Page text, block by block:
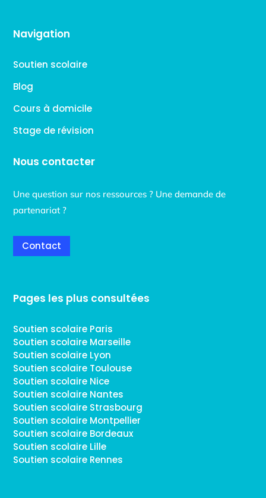
Navigation
Soutien scolaire
Blog
Cours à domicile
Stage de révision
Nous contacter
Une question sur nos ressources ? Une demande de
partenariat ?
Contact
Pages les plus consultées
Soutien scolaire Paris
Soutien scolaire Marseille
Soutien scolaire Lyon
Soutien scolaire Toulouse
Soutien scolaire Nice
Soutien scolaire Nantes
Soutien scolaire Strasbourg
Soutien scolaire Montpellier
Soutien scolaire Bordeaux
Soutien scolaire Lille
Soutien scolaire Rennes